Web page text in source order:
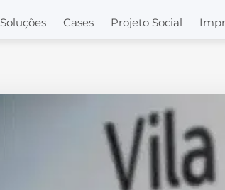
Soluções Cases Projeto Social